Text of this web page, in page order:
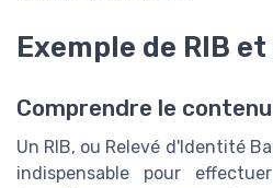
Exemple de RIB
Comprendre le
Un RIB, ou Relevé d'Identité
indispensable pour